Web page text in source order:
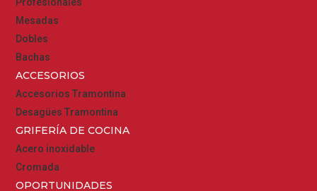
Mesadas
Dobles
Bachas
ACCESORIOS
Accesorios Tramontina
Desagües Tramontina
GRIFERÍA DE COCINA
Acero inoxidable
Cromada
OPORTUNIDADES